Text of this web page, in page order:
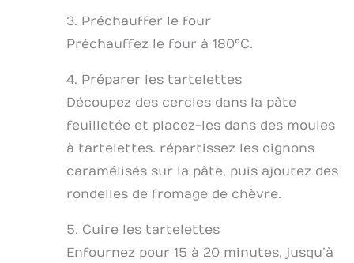
3. Préchauffer le four
Préchauffez le four à 180°C.
4. Préparer les tartelettes
Découpez des cercles dans la pâte
feuilletée et placez-les dans des moules
à tartelettes. répartissez les oignons
caramélisés sur la pâte, puis ajoutez des
rondelles de fromage de chèvre.
5. Cuire les tartelettes
Enfournez pour 15 à 20 minutes, jusqu’à